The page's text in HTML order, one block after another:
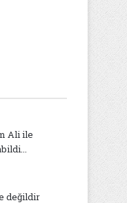
Ali ile
değildir